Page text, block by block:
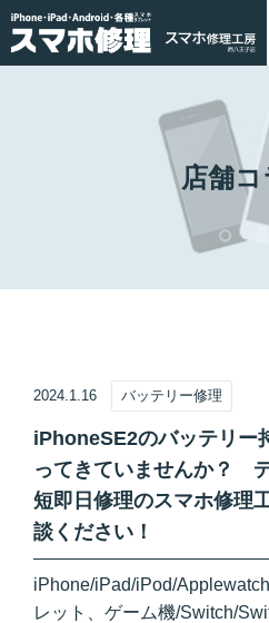
店舗
2024.1.16 バッテリー修理
iPhoneSE2のバッテリー
ってきていませんか？
短即日修理のスマホ修理
談ください！
iPhone/iPad/iPod/
レット、ゲーム機/Switch/